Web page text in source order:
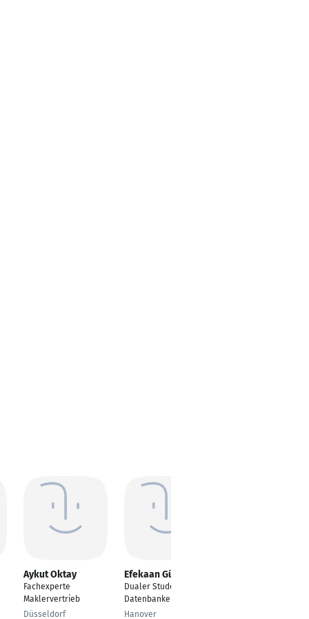
Aykut Oktay
Fachexperte
Maklervertrieb
Düsseldorf
Efekaan Güzel
Dualer Student/
Datenbankentwickler
Hanover